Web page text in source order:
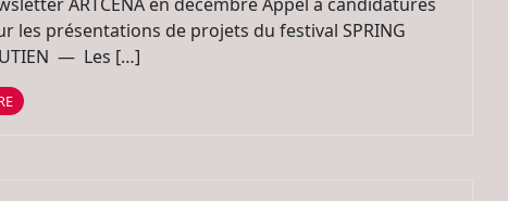
les présentations de projets du festival SPRING
— Les […]